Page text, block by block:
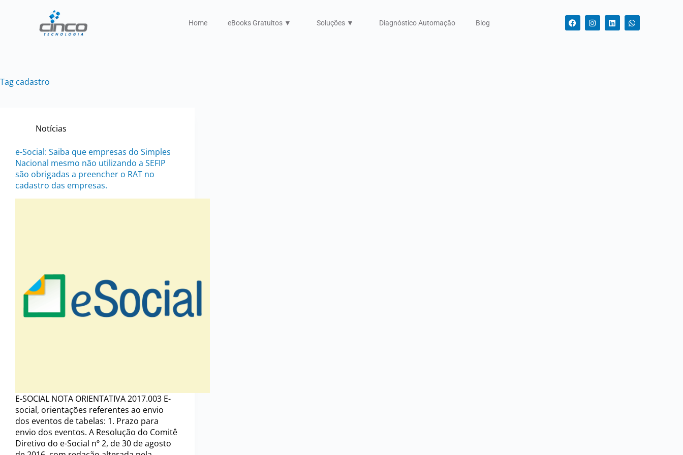
Home eBooks Gratuitos ▼ Soluções ▼ Diagnóstico Automação Blog
Tag cadastro
Notícias
e-Social: Saiba que empresas do Simples
Nacional mesmo não utilizando a SEFIP
são obrigadas a preencher o RAT no
cadastro das empresas.
E-SOCIAL NOTA ORIENTATIVA 2017.003 E-
social, orientações referentes ao envio
dos eventos de tabelas: 1. Prazo para
envio dos eventos. A Resolução do Comitê
Diretivo do e-Social nº 2, de 30 de agosto